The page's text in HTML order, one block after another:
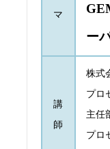
マ
ー
講
師
株式
プロ
主
プロ